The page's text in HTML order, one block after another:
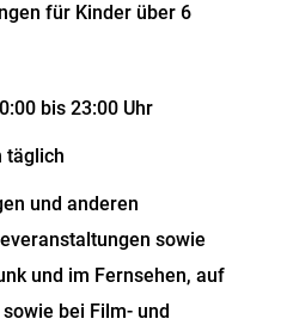
für Kinder über 6
bis 23:00 Uhr
täglich
und anderen
sowie
und im Fernsehen, auf
bei Film- und